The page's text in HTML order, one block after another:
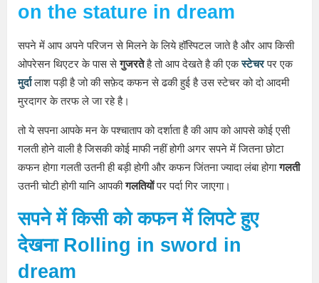
on the stature in dream
सपने में आप अपने परिजन से मिलने के लिये हॉस्पिटल जाते है और आप किसी
ओपरेसन थिएटर के पास सेगुजरतेहै तो आप देखते है की एकस्टेचरपर एक
मुर्दालाश पड़ी है जो की सफ़ेद कफन से ढकी हुई है उस स्टेचर को दो आदमी
मुरदागर के तरफ ले जा रहे है।
तो ये सपना आपके मन के पश्चाताप को दर्शाता है की आप को आपसे कोई एसी
गलती होने वाली है जिसकी कोई माफी नहीं होगी अगर सपने में जितना छोटा
कफन होगा गलती उतनी ही बड़ी होगी और कफन जिंतना ज्यादा लंबा होगागलती
उतनी चोटी होगी यानि आपकीगलतियोंपर पर्दा गिर जाएगा।
सपनेमें किसी को कफन में लिपटे हुए
देखनाRolling in sword in
dream